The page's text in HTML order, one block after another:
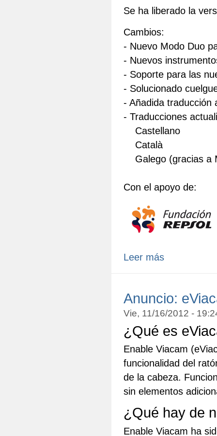
Se ha liberado la
Cambios:
- Nuevo Modo Duo
- Nuevos
- Soporte para las
- Solucionado
- Añadida traducción
- Traducciones
Castellano
Català
Galego (gracias a
Con el apoyo de:
Leer más
Anuncio:
Vie, 11/16/2012 -
¿Qué es
Enable Viacam
funcionalidad del
de la cabeza.
sin elementos
¿Qué hay de
Enable Viacam ha